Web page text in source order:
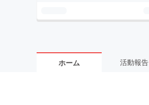
ホーム 活動報告